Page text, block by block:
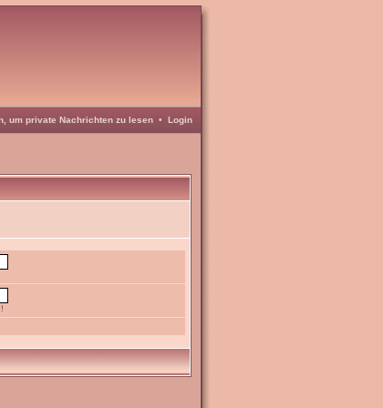
um private Nachrichten zu lesen • Login